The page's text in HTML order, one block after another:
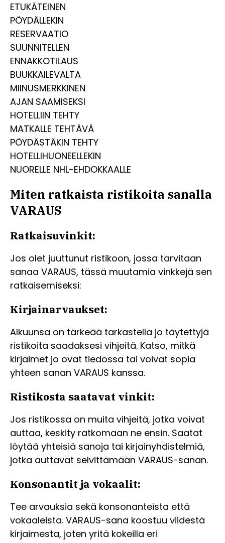
ETUKÄTEINEN
PÖYDÄLLEKIN
RESERVAATIO
SUUNNITELLEN
ENNAKKOTILAUS
BUUKKAILEVALTA
MIINUSMERKKINEN
AJAN SAAMISEKSI
HOTELLIIN TEHTY
MATKALLE TEHTÄVÄ
PÖYDÄSTÄKIN TEHTY
HOTELLIHUONEELLEKIN
NUORELLE NHL-EHDOKKAALLE
Miten ratkaista ristikoita sanalla
VARAUS
Ratkaisuvinkit:
Jos olet juuttunut ristikoon, jossa tarvitaan
sanaa VARAUS, tässä muutamia vinkkejä sen
ratkaisemiseksi:
Kirjainarvaukset:
Alkuunsa on tärkeää tarkastella jo täytettyjä
ristikoita saadaksesi vihjeitä. Katso, mitkä
kirjaimet jo ovat tiedossa tai voivat sopia
yhteen sanan VARAUS kanssa.
Ristikosta saatavat vinkit:
Jos ristikossa on muita vihjeitä, jotka voivat
auttaa, keskity ratkomaan ne ensin. Saatat
löytää yhteisiä sanoja tai kirjainyhdistelmiä,
jotka auttavat selvittämään VARAUS-sanan.
Konsonantit ja vokaalit:
Tee arvauksia sekä konsonanteista että
vokaaleista. VARAUS-sana koostuu viidestä
kirjaimesta, joten yritä kokeilla eri